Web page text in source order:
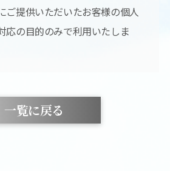
提供いただいたお客様の個人
応の目的のみで利用いたしま
一覧に戻る